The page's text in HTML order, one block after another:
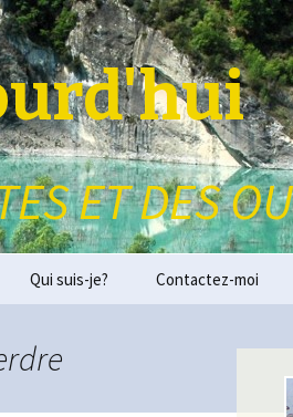
ET DES
Qui suis-je? Contactez-moi